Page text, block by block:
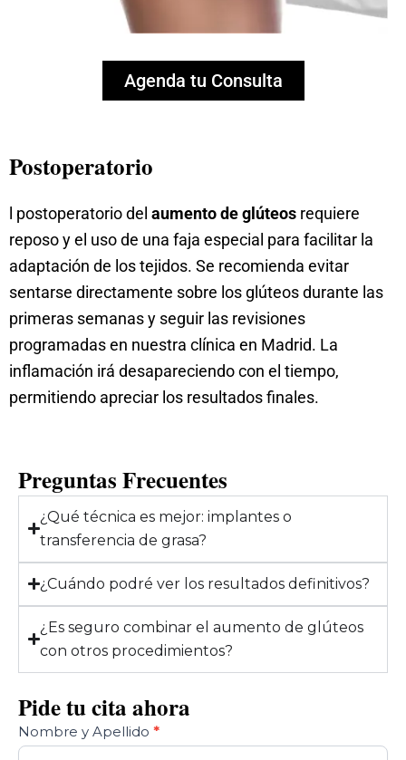
Agenda tu Consulta
Postoperatorio
l postoperatorio del aumento de glúteos requiere
reposo y el uso de una faja especial para facilitar la
adaptación de los tejidos. Se recomienda evitar
sentarse directamente sobre los glúteos durante las
primeras semanas y seguir las revisiones
programadas en nuestra clínica en Madrid. La
inflamación irá desapareciendo con el tiempo,
permitiendo apreciar los resultados finales.
Preguntas Frecuentes
¿Qué técnica es mejor: implantes o
transferencia de grasa?
¿Cuándo podré ver los resultados definitivos?
¿Es seguro combinar el aumento de glúteos
con otros procedimientos?
Pide tu cita ahora
Contact
Us
Nombre y Apellido *